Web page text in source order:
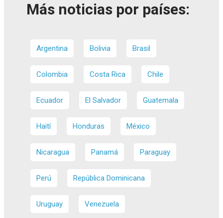
Más noticias por países:
Argentina Bolivia Brasil
Colombia Costa Rica Chile
Ecuador El Salvador Guatemala
Haití Honduras México
Nicaragua Panamá Paraguay
Perú República Dominicana
Uruguay Venezuela